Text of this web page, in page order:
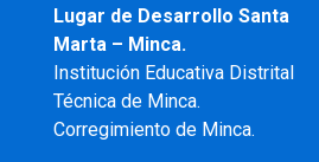
Lugar de Desarrollo Santa
Marta – Minca.
Institución Educativa Distrital
Técnica de Minca.
Corregimiento de Minca.